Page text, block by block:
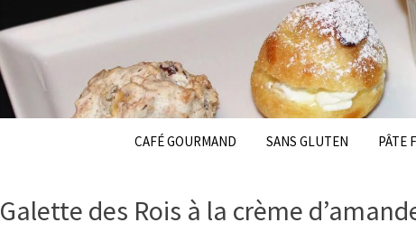
CAFÉ GOURMAND SANS GLUTEN PÂTE
Galette des Rois à la crème